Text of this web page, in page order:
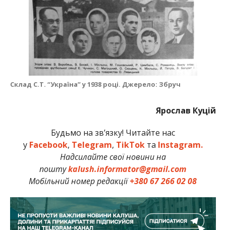
Склад С.Т. “Україна” у 1938 році. Джерело: Збруч
Ярослав Куцій
Будьмо на зв’язку! Читайте нас
у Facebook, Telegram, TikTokта Instagram.
Надсилайте свої новини на
поштуkalush.informator@gmail.com
Мобільний номер редакції+380 67 266 02 08